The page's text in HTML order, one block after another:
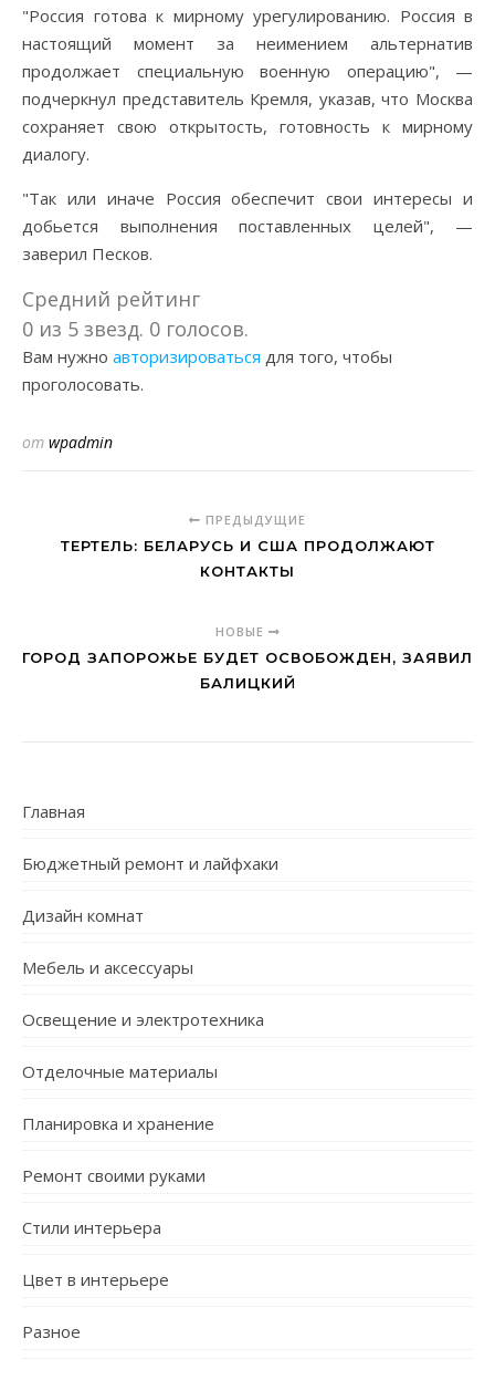
"Россия готова к мирному урегулированию. Россия в
настоящий момент за неимением альтернатив
продолжает специальную военную операцию", —
подчеркнул представитель Кремля, указав, что Москва
сохраняет свою открытость, готовность к мирному
диалогу.
"Так или иначе Россия обеспечит свои интересы и
добьется выполнения поставленных целей", —
заверил Песков.
Средний рейтинг
0 из 5 звезд. 0 голосов.
Вам нужно авторизироваться для того, чтобы
проголосовать.
от wpadmin
ПРЕДЫДУЩИЕ
ТЕРТЕЛЬ: БЕЛАРУСЬ И США ПРОДОЛЖАЮТ
КОНТАКТЫ
НОВЫЕ
ГОРОД ЗАПОРОЖЬЕ БУДЕТ ОСВОБОЖДЕН, ЗАЯВИЛ
БАЛИЦКИЙ
Главная
Бюджетный ремонт и лайфхаки
Дизайн комнат
Мебель и аксессуары
Освещение и электротехника
Отделочные материалы
Планировка и хранение
Ремонт своими руками
Стили интерьера
Цвет в интерьере
Разное